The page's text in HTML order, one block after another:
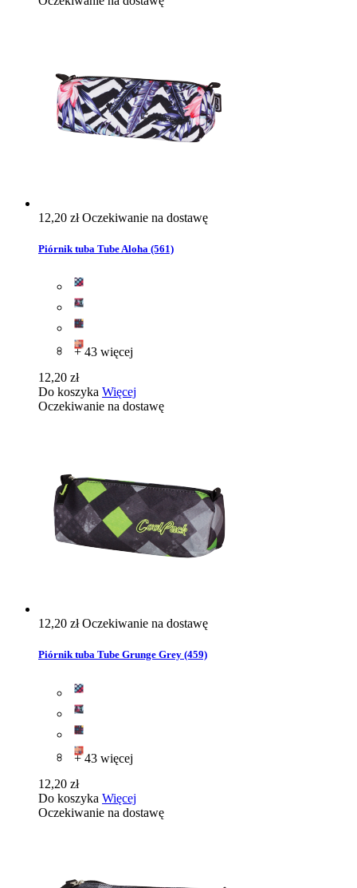
12,20 złOczekiwanie na dostawę
Piórnik tuba Tube Aloha (561)
+ 43 więcej
12,20 zł
Do koszyka Więcej
Oczekiwanie na dostawę
12,20 złOczekiwanie na dostawę
Piórnik tuba Tube Grunge Grey (459)
+ 43 więcej
12,20 zł
Do koszyka Więcej
Oczekiwanie na dostawę